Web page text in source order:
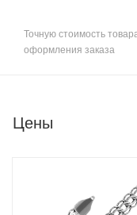
Точную стоимость
оформления заказа
Цены